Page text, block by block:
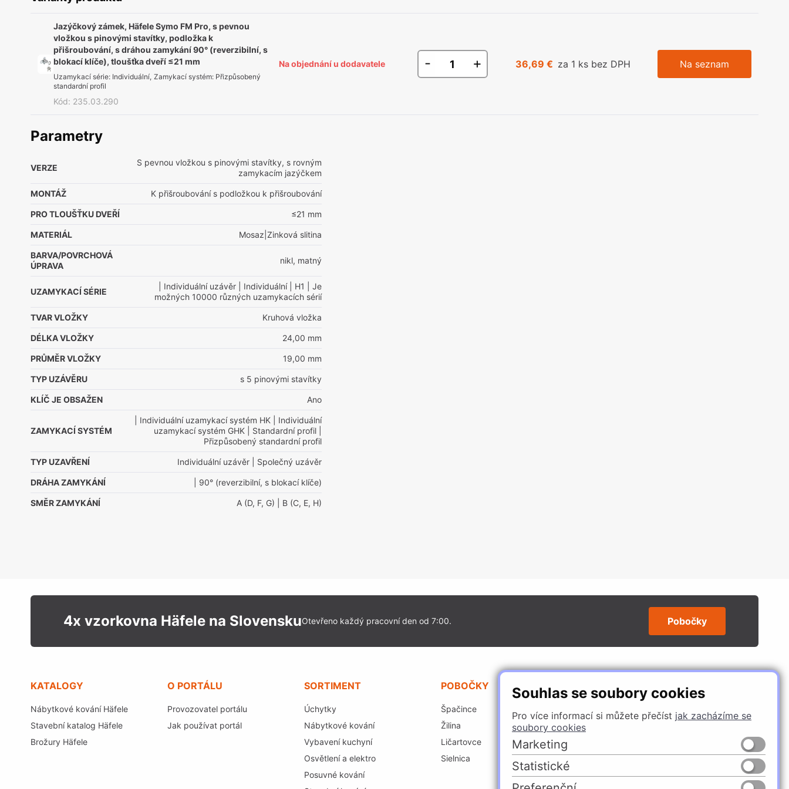
Souhlas se soubory cookies
Pro více informací si můžete přečíst jak zacházíme se
soubory cookies
Marketing
Statistické
Jazýčkový zámek, Häfele Symo FM Pro, s pevnou
vložkou s pinovými stavítky, podložka k
přišroubování, s dráhou zamykání 90° (reverzibilní, s
blokací klíče), tloušťka dveří ≤21 mm
Uzamykací série: Individuální, Zamykací systém: Přizpůsobený
standardní profil
Kód: 235.03.290
Na objednání u dodavatele - + 36,69 € za 1 ks bez DPH Na seznam
Parametry
VERZE
S pevnou vložkou s pinovými stavítky, s rovným
zamykacím jazýčkem
MONTÁŽ K přišroubování s podložkou k přišroubování
PRO TLOUŠŤKU DVEŘÍ ≤21 mm
MATERIÁL Mosaz|Zinková slitina
BARVA/POVRCHOVÁ
ÚPRAVA
nikl, matný
UZAMYKACÍ SÉRIE
| Individuální uzávěr | Individuální| H1
| Je
možných 10000 různých uzamykacích sérií
TVAR VLOŽKY Kruhová vložka
DÉLKA VLOŽKY 24,00 mm
PRŮMĚR VLOŽKY 19,00 mm
TYP UZÁVĚRU s 5 pinovými stavítky
KLÍČ JE OBSAŽEN Ano
ZAMYKACÍ SYSTÉM
| Individuální uzamykací systém HK | Individuální
uzamykací systém GHK | Standardní profil
Přizpůsobený standardní profil
TYP UZAVŘENÍ Individuální uzávěr | Společný uzávěr
DRÁHA ZAMYKÁNÍ | 90° (reverzibilní, s blokací klíče)
SMĚR ZAMYKÁNÍ A (D, F, G) | B (C, E, H)
4x vzorkovna Häfele na SlovenskuOtevřeno každý pracovní den od 7:00. Pobočky
KATALOGY
Nábytkové kování Häfele
Stavební katalog Häfele
Brožury Häfele
O PORTÁLU
Provozovatel portálu
Jak používat portál
SORTIMENT
Úchytky
Nábytkové kování
Vybavení kuchyní
Osvětlení a elektro
Posuvné kování
POBOČKY
Špačince
Žilina
Ličartovce
Sielnica
SLEDUJTE NÁS